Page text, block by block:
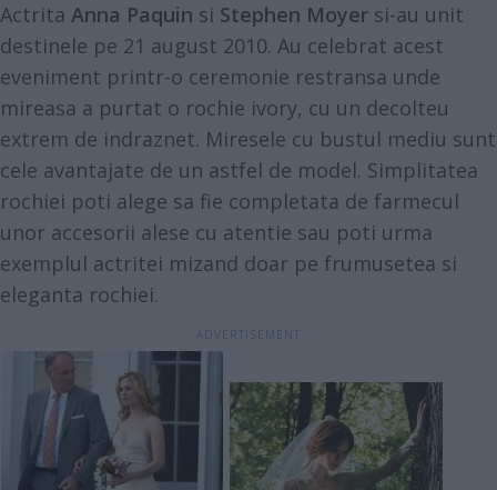
Actrita Anna Paquin si Stephen Moyer si-au unit
destinele pe 21 august 2010. Au celebrat acest
eveniment printr-o ceremonie restransa unde
mireasa a purtat o rochie ivory, cu un decolteu
extrem de indraznet. Miresele cu bustul mediu sunt
cele avantajate de un astfel de model. Simplitatea
rochiei poti alege sa fie completata de farmecul
unor accesorii alese cu atentie sau poti urma
exemplul actritei mizand doar pe frumusetea si
eleganta rochiei.